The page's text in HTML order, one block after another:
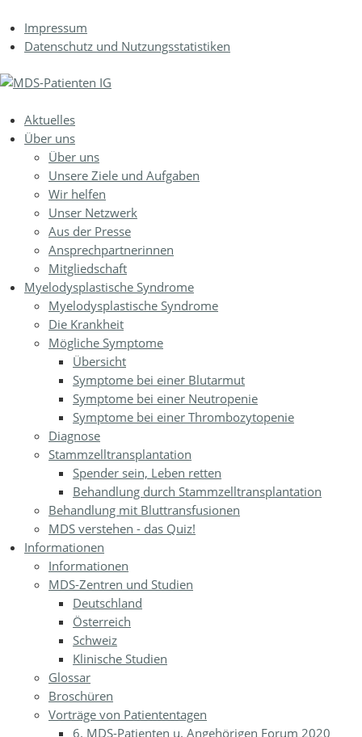
Jump to navigation
Impressum
Datenschutz und Nutzungsstatistiken
Aktuelles
Über uns
Über uns
Unsere Ziele und Aufgaben
Wir helfen
Unser Netzwerk
Aus der Presse
Ansprechpartnerinnen
Mitgliedschaft
Myelodysplastische Syndrome
Myelodysplastische Syndrome
Die Krankheit
Mögliche Symptome
Übersicht
Symptome bei einer Blutarmut
Symptome bei einer Neutropenie
Symptome bei einer Thrombozytopenie
Diagnose
Stammzelltransplantation
Spender sein, Leben retten
Behandlung durch Stammzelltransplantation
Behandlung mit Bluttransfusionen
MDS verstehen - das Quiz!
Informationen
Informationen
MDS-Zentren und Studien
Deutschland
Österreich
Schweiz
Klinische Studien
Glossar
Broschüren
Vorträge von Patiententagen
6. MDS-Patienten u. Angehörigen Forum 2020